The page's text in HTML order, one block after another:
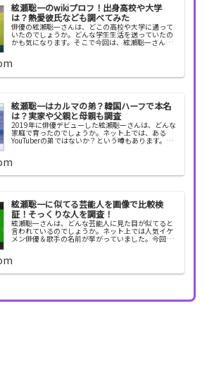
絃瀬聡一のwikiプロフ！出身高校や大学
は？熱愛彼氏なども調べてみた
俳優の絃瀬聡一さんは、どこの高校や大学に通って
いたのでしょうか。どんな学生生活を送っていたの
かも気になります。そこで今回は、絃瀬聡一さんの
について...
絃瀬聡一はカルマの弟？韓国ハーフで本名
は？実家や父親と母親も調査
2019年に俳優デビューした絃瀬聡一さんは、どんな
家庭で育ったのでしょうか。ネット上では、ある
YouTuberの弟ではないか？という噂もあります。そ
絃瀬聡一に似てる芸能人を画像で比較検
証！そっくりな人を調査！
絃瀬聡一さんは、どんな芸能人に見た目が似てると
言われているのでしょうか。ネット上では人気イケ
メン俳優＆歌手の名前が挙がっていました。今回
一さんは、...